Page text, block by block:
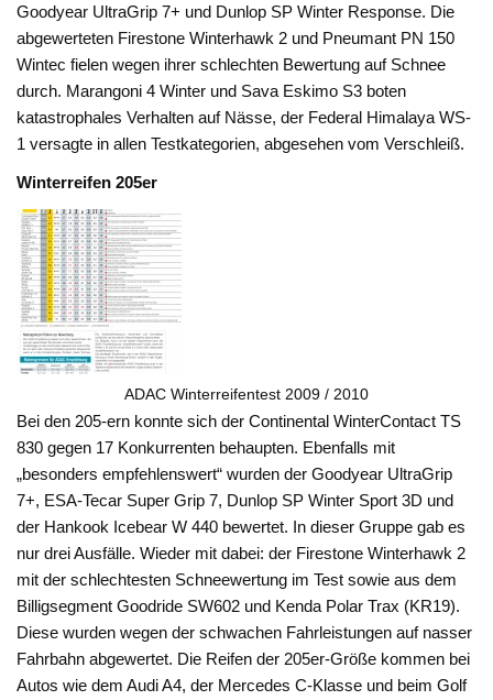
Goodyear UltraGrip 7+ und Dunlop SP Winter Response. Die
abgewerteten Firestone Winterhawk 2 und Pneumant PN 150
Wintec fielen wegen ihrer schlechten Bewertung auf Schnee
durch. Marangoni 4 Winter und Sava Eskimo S3 boten
katastrophales Verhalten auf Nässe, der Federal Himalaya WS-
1 versagte in allen Testkategorien, abgesehen vom Verschleiß.
Winterreifen 205er
ADAC Winterreifentest 2009 / 2010
Bei den 205-ern konnte sich der Continental WinterContact TS
830 gegen 17 Konkurrenten behaupten. Ebenfalls mit
„besonders empfehlenswert“ wurden der Goodyear UltraGrip
7+, ESA-Tecar Super Grip 7, Dunlop SP Winter Sport 3D und
der Hankook Icebear W 440 bewertet. In dieser Gruppe gab es
nur drei Ausfälle. Wieder mit dabei: der Firestone Winterhawk 2
mit der schlechtesten Schneewertung im Test sowie aus dem
Billigsegment Goodride SW602 und Kenda Polar Trax (KR19).
Diese wurden wegen der schwachen Fahrleistungen auf nasser
Fahrbahn abgewertet. Die Reifen der 205er-Größe kommen bei
Autos wie dem Audi A4, der Mercedes C-Klasse und beim Golf